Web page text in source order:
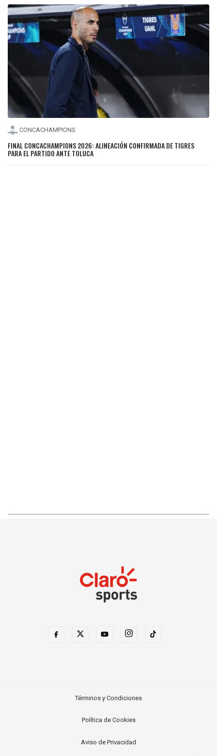
CONCACHAMPIONS
FINAL CONCACHAMPIONS 2026: ALINEACIÓN CONFIRMADA DE TIGRES
PARA EL PARTIDO ANTE TOLUCA
Términos y Condiciones
Política de Cookies
Aviso de Privacidad